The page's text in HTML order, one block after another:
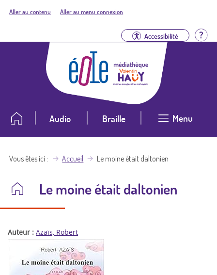
Aller au contenu Aller au menu connexion
Accessibilité
Audio Braille Menu
Vous êtes ici Accueil Le moine était daltonien
Le moine était daltonien
Auteur : Azaïs, Robert